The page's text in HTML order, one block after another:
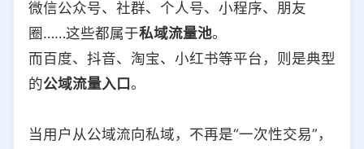
微信公众号、社群、个人号、小程序、朋友
圈……这些都属于私域流量池。
而百度、抖音、淘宝、小红书等平台，则是典型
的公域流量入口。
当用户从公域流向私域，不再是“一次性交易”，